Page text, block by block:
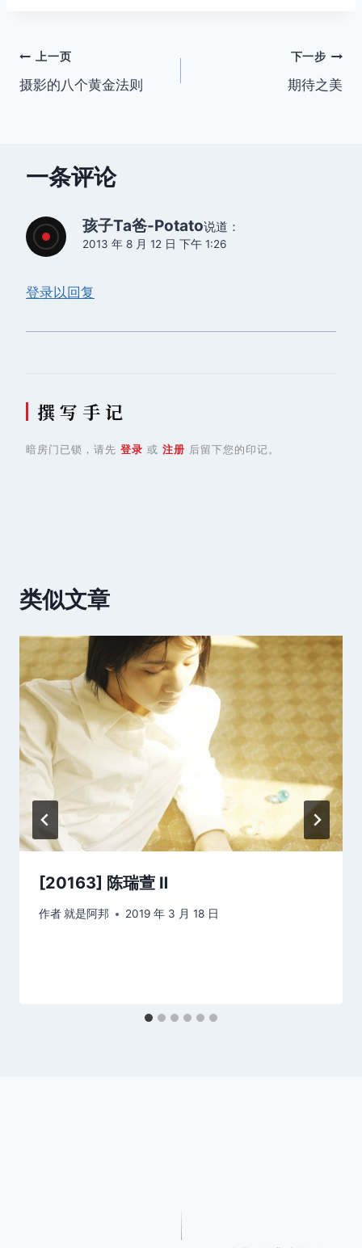
文
章
上一页
摄影的八个黄金法则
下一步
期待之美
一条评论
孩子Ta爸-Potato说道：
2013 年 8 月 12 日 下午 1:26
登录以回复
撰 写 手 记
暗房门已锁，请先 登录 或 注册 后留下您的印记。
类似文章
[20163] 陈瑞萱 Ⅱ
作者就是阿邦 2019 年 3 月 18 日